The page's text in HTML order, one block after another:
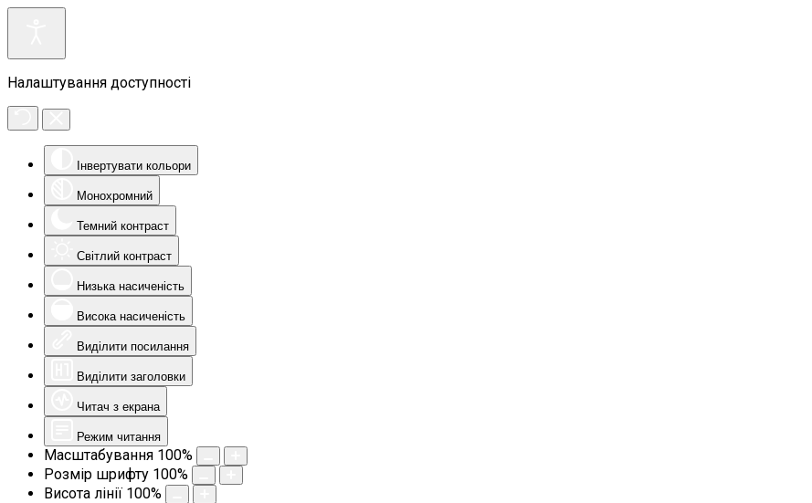
Налаштування доступності
Інвертувати кольори
Монохромний
Темний контраст
Світлий контраст
Низька насиченість
Висока насиченість
Виділити посилання
Виділити заголовки
Читач з екрана
Режим читання
Масштабування 100%
Розмір шрифту 100%
Висота лінії 100%